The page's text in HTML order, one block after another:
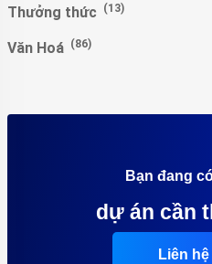
Thưởng thức (13)
Văn Hoá (86)
Bạn đang
dự án cần
Liên